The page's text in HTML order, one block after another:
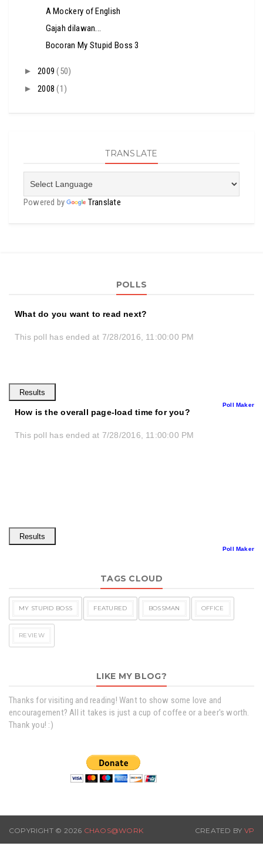
A Mockery of English
Gajah dilawan...
Bocoran My Stupid Boss 3
► 2009(50)
► 2008(1)
TRANSLATE
Powered by Translate
POLLS
What do you want to read next?
This poll has ended at 7/28/2016, 11:00:00 PM
Poll Maker
How is the overall page-load time for you?
This poll has ended at 7/28/2016, 11:00:00 PM
Poll Maker
TAGS CLOUD
MY STUPID BOSS FEATURED BOSSMAN OFFICE
REVIEW
LIKE MY BLOG?
Thanks for visiting and reading! Want to show some love and
encouragement? All it takes is just a cup of coffee or a beer's worth.
Thank you! :)
COPYRIGHT © 2026 CHAOS@WORK CREATED BY VP